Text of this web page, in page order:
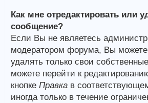
Как мне отредактировать или
сообщение?
Если Вы не являетесь
модератором форума, Вы можете
удалять только свои
можете перейти к
кнопке Правка в
иногда только в течение